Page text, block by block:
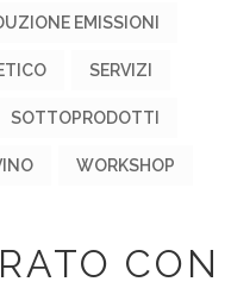
EMISSIONI
SERVIZI
SOTTOPRODOTTI
WORKSHOP
CON